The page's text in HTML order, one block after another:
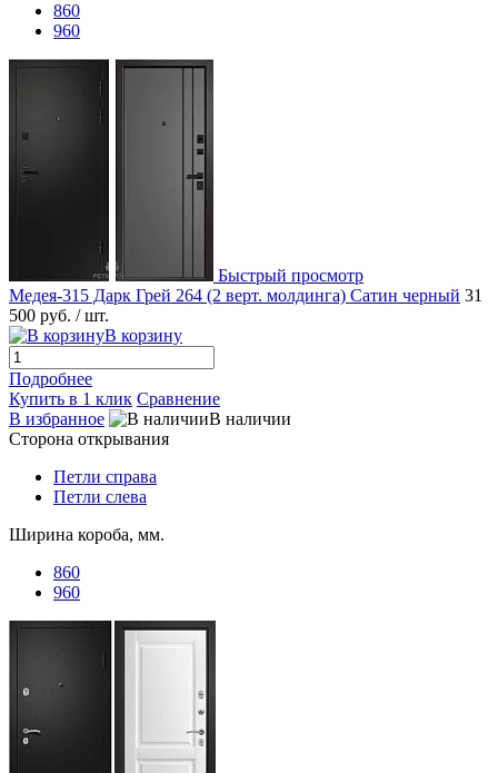
860
960
Быстрый просмотр
Медея-315 Дарк Грей 264 (2 верт. молдинга) Сатин черный 31
500 руб. / шт.
В корзину
Подробнее
Купить в 1 клик Сравнение
В избранное
В наличии
Сторона открывания
Петли справа
Петли слева
Ширина короба, мм.
860
960